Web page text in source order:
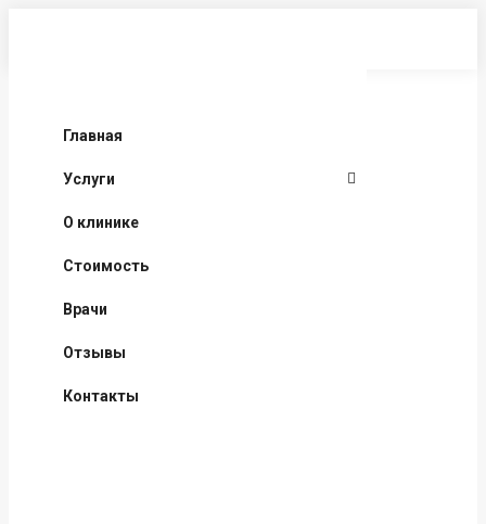
Главная
Услуги
О клинике
Стоимость
Врачи
Отзывы
Контакты